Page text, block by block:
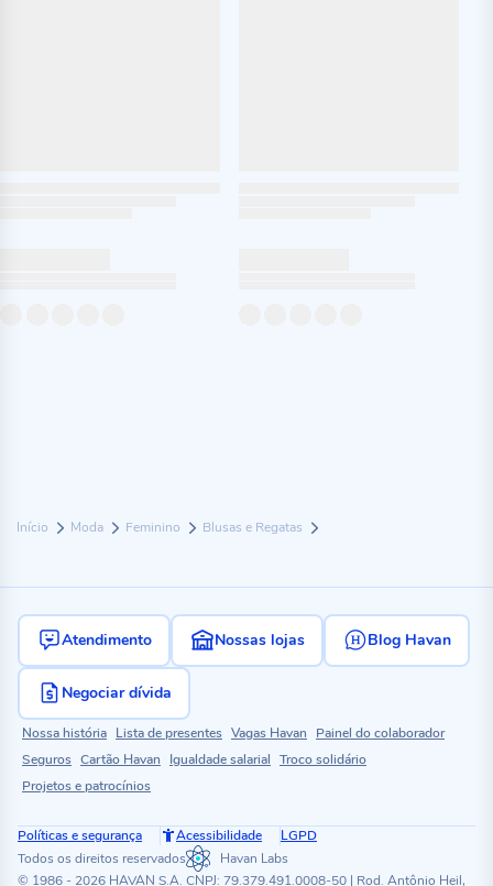
Início Moda Feminino Blusas e Regatas
Atendimento Nossas lojas Blog Havan
Negociar dívida
Nossa história Lista de presentes Vagas Havan
Painel do colaborador
Seguros Cartão Havan Igualdade salarial Troco solidário
Projetos e patrocínios
Políticas e segurança Acessibilidade
LGPD
Todos os direitos reservados
Havan Labs
© 1986 - 2026 HAVAN S.A. CNPJ: 79.379.491.0008-50 | Rod. Antônio Heil,